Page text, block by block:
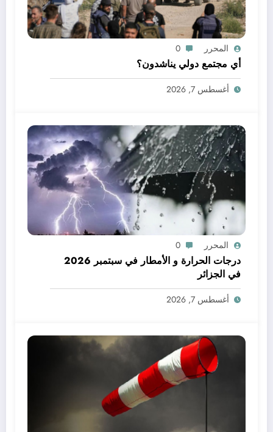
المحرر 0
أي مجتمع دولي يناشدون؟
أغسطس 7, 2026
المحرر 0
درجات الحرارة و الأمطار في سبتمبر 2026
في الجزائر
أغسطس 7, 2026